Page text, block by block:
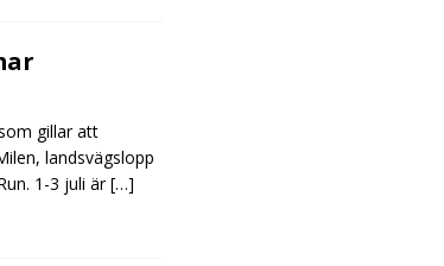
gillar att
landsvägslopp
1-3 juli är[…]